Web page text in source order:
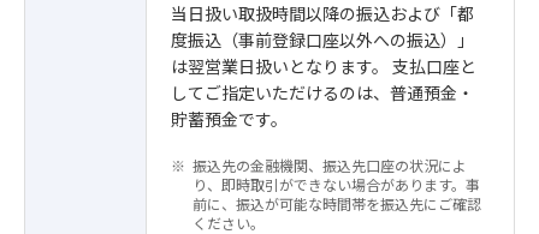
当日扱い取扱時間以降の振込および「都
度振込（事前登録口座以外への振込）」
は翌営業日扱いとなります。 支払口座と
してご指定いただけるのは、普通預金・
貯蓄預金です。
振込先の金融機関、振込先口座の状況によ
り、即時取引ができない場合があります。事
前に、振込が可能な時間帯を振込先にご確認
ください。